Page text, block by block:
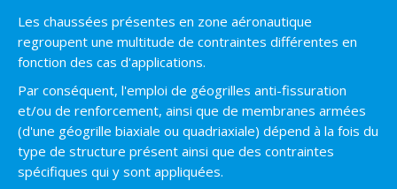
Les chaussées présentes en zone aéronautique
regroupent une multitude de contraintes différentes en
fonction des cas d'applications.
Par conséquent, l'emploi de géogrilles anti-fissuration
et/ou de renforcement, ainsi que de membranes armées
(d'une géogrille biaxiale ou quadriaxiale) dépend à la fois du
type de structure présent ainsi que des contraintes
spécifiques qui y sont appliquées.